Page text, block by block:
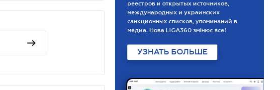
реестров и открытых источников,
международных и украинских
санкционных списков, упоминаний в
медиа. Нова LIGA360 змінює все!
УЗНАТЬ БОЛЬШЕ